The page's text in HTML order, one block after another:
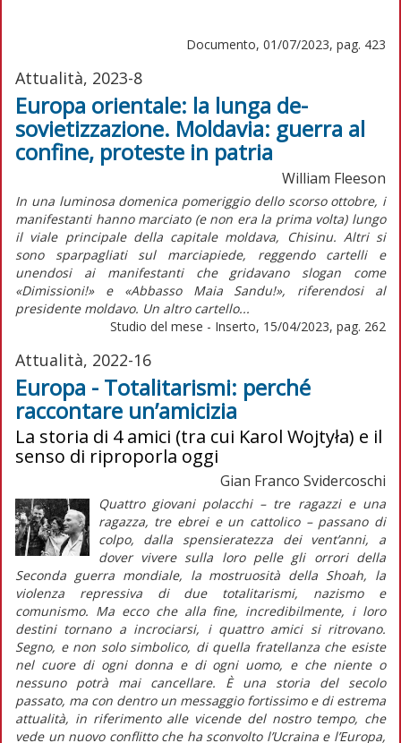
Documento, 01/07/2023, pag. 423
Attualità, 2023-8
Europa orientale: la lunga de-
sovietizzazione. Moldavia: guerra al
confine, proteste in patria
William Fleeson
In una luminosa domenica pomeriggio dello scorso ottobre, i
manifestanti hanno marciato (e non era la prima volta) lungo
il viale principale della capitale moldava, Chisinu. Altri si
sono sparpagliati sul marciapiede, reggendo cartelli e
unendosi ai manifestanti che gridavano slogan come
«Dimissioni!» e «Abbasso Maia Sandu!», riferendosi al
presidente moldavo. Un altro cartello...
Studio del mese - Inserto, 15/04/2023, pag. 262
Attualità, 2022-16
Europa - Totalitarismi: perché
raccontare un’amicizia
La storia di 4 amici (tra cui Karol Wojtyła) e il
senso di riproporla oggi
Gian Franco Svidercoschi
Quattro giovani polacchi – tre ragazzi e una
ragazza, tre ebrei e un cattolico – passano di
colpo, dalla spensieratezza dei vent’anni, a
dover vivere sulla loro pelle gli orrori della
Seconda guerra mondiale, la mostruosità della Shoah, la
violenza repressiva di due totalitarismi, nazismo e
comunismo. Ma ecco che alla fine, incredibilmente, i loro
destini tornano a incrociarsi, i quattro amici si ritrovano.
Segno, e non solo simbolico, di quella fratellanza che esiste
nel cuore di ogni donna e di ogni uomo, e che niente o
nessuno potrà mai cancellare. È una storia del secolo
passato, ma con dentro un messaggio fortissimo e di estrema
attualità, in riferimento alle vicende del nostro tempo, che
vede un nuovo conflitto che ha sconvolto l’Ucraina e l’Europa,